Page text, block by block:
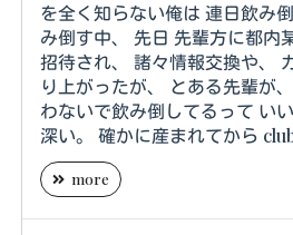
を全く知らない俺は 連日飲み倒して
み倒す中、 先日 先輩方に都内某所の韓国料理屋に
招待され、 諸々情報交換や、 ガキの頃のお話しで盛
り上がったが、 とある先輩が、 純士みたいに 金使
わないで飲み倒してるって いい事だ
深い。 確かに産まれてから
more